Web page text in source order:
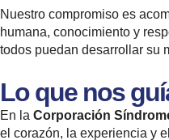
Nuestro compromiso es
humana, conocimiento y
todos puedan desarrollar su
Lo que nos
En la Corporación
el corazón, la experiencia y